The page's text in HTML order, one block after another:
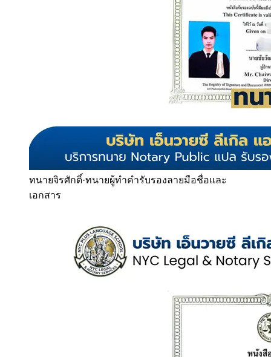
ทนายจิรศักดิ์·ทนายผู้ทำคำรับรองลายมือชื่อและ
เอกสาร